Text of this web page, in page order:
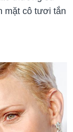
mặt cô tươi tắn